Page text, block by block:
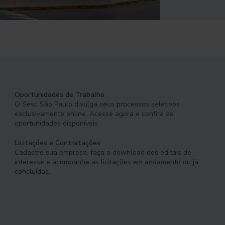
Oportunidades de Trabalho
O Sesc São Paulo divulga seus processos seletivos
exclusivamente online. Acesse agora e confira as
oportunidades disponíveis.
Licitações e Contratações
Cadastre sua empresa, faça o download dos editais de
interesse e acompanhe as licitações em andamento ou já
concluídas.